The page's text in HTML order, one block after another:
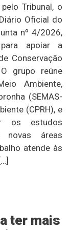
Tribunal, o
Oficial do
nº 4/2026,
apoiar a
Conservação
grupo reúne
Ambiente,
(SEMAS-
(CPRH), e
os estudos
áreas
atende às
ter mais